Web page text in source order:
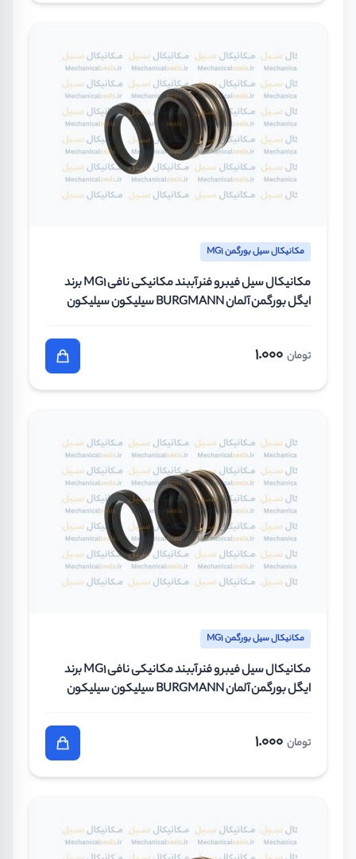
مکانیکال سیل بورگمن MG1
مکانیکال سیل فیبر و فنر آببند مکانیکی نافی MG1 برند
ایگل بورگمن آلمان BURGMANN سیلیکون سیلیکون
تومان 1.000
مکانیکال سیل بورگمن MG1
مکانیکال سیل فیبر و فنر آببند مکانیکی نافی MG1 برند
ایگل بورگمن آلمان BURGMANN سیلیکون سیلیکون
تومان 1.000